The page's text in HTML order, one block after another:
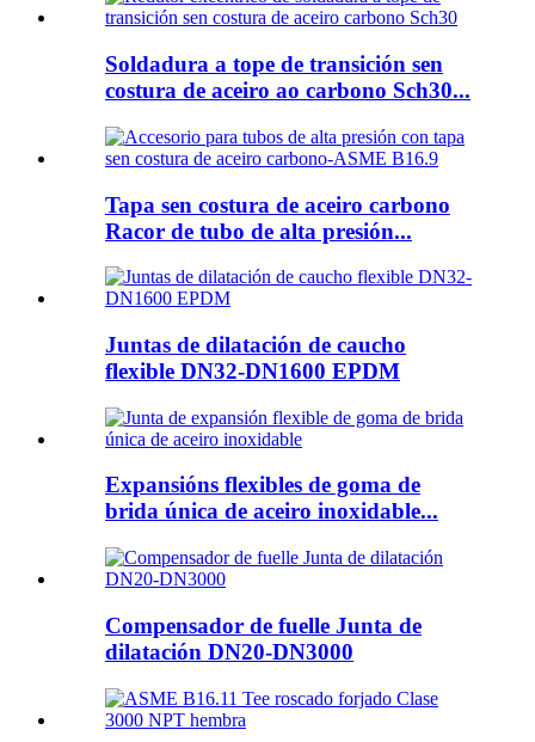
Soldadura a tope de transición sen
costura de aceiro ao carbono Sch30...
Tapa sen costura de aceiro carbono
Racor de tubo de alta presión...
Juntas de dilatación de caucho
flexible DN32-DN1600 EPDM
Expansións flexibles de goma de
brida única de aceiro inoxidable...
Compensador de fuelle Junta de
dilatación DN20-DN3000